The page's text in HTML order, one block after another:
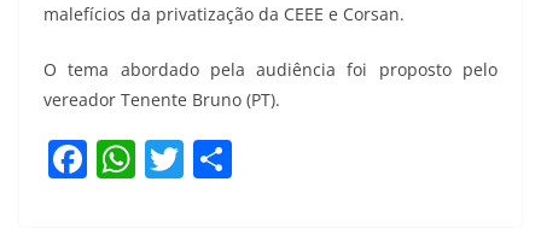
malefícios da privatização da CEEE e Corsan.
O tema abordado pela audiência foi proposto pelo
vereador Tenente Bruno (PT).
F W T